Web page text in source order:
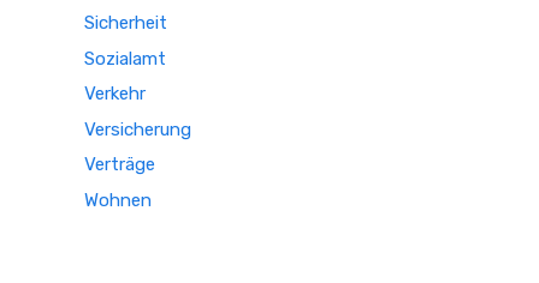
Sicherheit
Sozialamt
Verkehr
Versicherung
Verträge
Wohnen